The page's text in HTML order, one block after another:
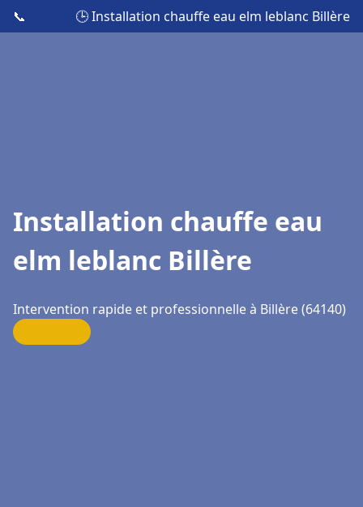
📞 🕒 Installation chauffe eau elm leblanc Billère
Installation chauffe eau
elm leblanc Billère
Intervention rapide et professionnelle à Billère (64140)